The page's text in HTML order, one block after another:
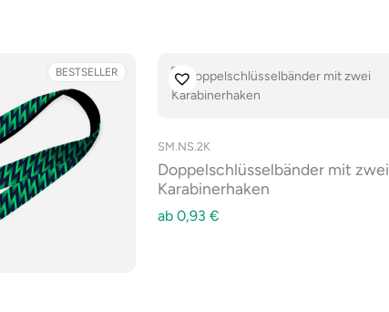
BESTSELLER
SM.NS.2K
Doppelschlüsselbänder mit zwei
Karabinerhaken
ab 0,93 €